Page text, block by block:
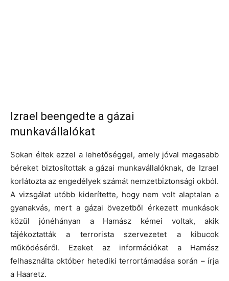
Izrael beengedte a gázai
munkavállalókat
Sokan éltek ezzel a lehetőséggel, amely jóval magasabb
béreket biztosítottak a gázai munkavállalóknak, de Izrael
korlátozta az engedélyek számát nemzetbiztonsági okból.
A vizsgálat utóbb kiderítette, hogy nem volt alaptalan a
gyanakvás, mert a gázai övezetből érkezett munkások
közül jónéhányan a Hamász kémei voltak, akik
tájékoztatták a terrorista szervezetet a kibucok
működéséről. Ezeket az információkat a Hamász
felhasználta október hetediki terrortámadása során – írja
a Haaretz.